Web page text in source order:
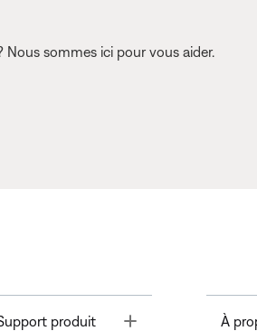
Nous sommes ici pour vous aider.
produit À